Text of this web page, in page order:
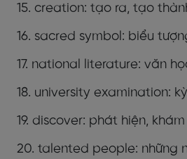
15. creation: tạo ra, tạo
16. sacred symbol: biểu
17. national literature: văn
18. university examination:
19. discover: phát hiện,
20. talented people: những